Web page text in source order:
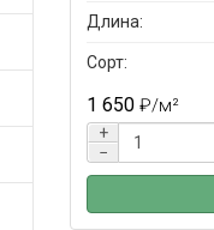
Длина:
Сорт:
1 650 ₽/м²
+
−